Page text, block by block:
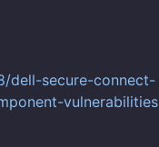
dell-secure-connect-
vulnerabilities